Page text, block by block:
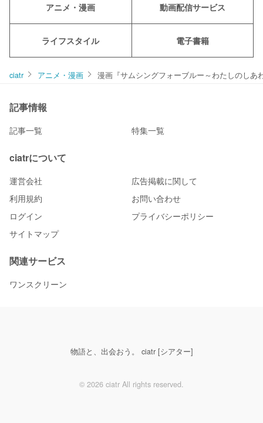
アニメ・漫画 動画配信サービス
ライフスタイル 電子書籍
ciatr アニメ・漫画 漫画『サムシングフォーブルー～わたしのし
記事情報
記事一覧 特集一覧
ciatrについて
運営会社
広告掲載に関して
利用規約
お問い合わせ
ログイン
プライバシーポリシー
サイトマップ
関連サービス
ワンスクリーン
物語と、出会おう。 ciatr [シアター]
© 2026 ciatr All rights reserved.